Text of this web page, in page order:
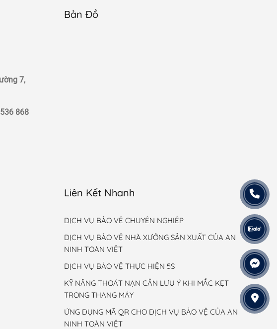
7,
868
Bản Đồ
Liên Kết Nhanh
DỊCH VỤ BẢO VỆ CHUYÊN NGHIỆP
DỊCH VỤ BẢO VỆ NHÀ XƯỞNG SẢN XUẤT CỦA AN
NINH TOÀN VIỆT
DỊCH VỤ BẢO VỆ THỰC HIỆN 5S
KỸ NĂNG THOÁT NẠN CẦN LƯU Ý KHI MẮC KẸT
TRONG THANG MÁY
ỨNG DỤNG MÃ QR CHO DỊCH VỤ BẢO VỆ CỦA AN
NINH TOÀN VIỆT